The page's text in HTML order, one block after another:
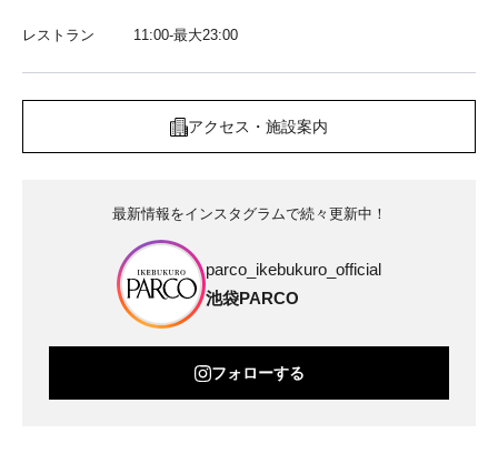
レストラン 11:00-最大23:00
アクセス・施設案内
最新情報をインスタグラムで続々更新中！
parco_ikebukuro_official
池袋PARCO
フォローする